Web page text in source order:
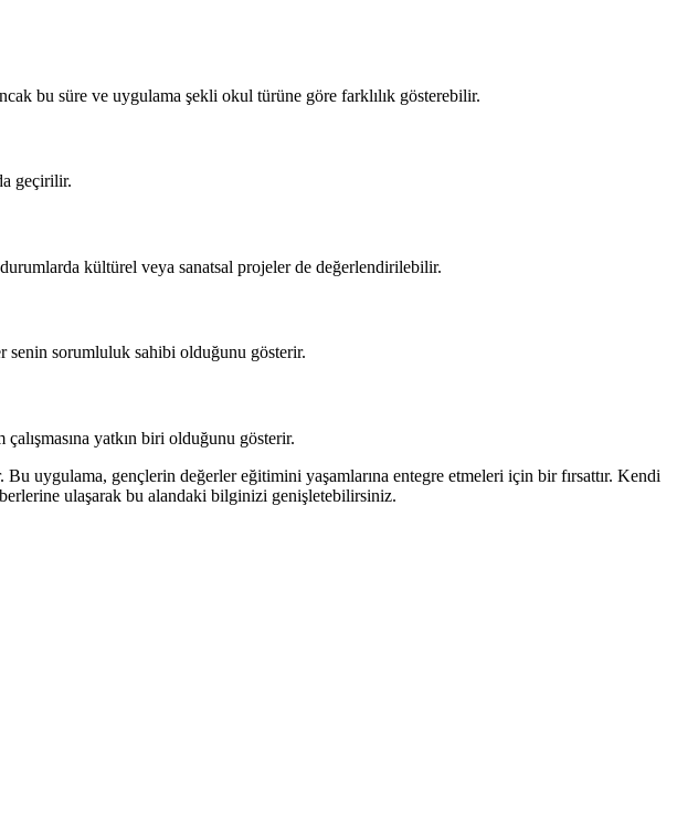
bu süre ve uygulama şekli okul türüne göre farklılık gösterebilir.
geçirilir.
kültürel veya sanatsal projeler de değerlendirilebilir.
senin sorumluluk sahibi olduğunu gösterir.
yatkın biri olduğunu gösterir.
uygulama, gençlerin değerler eğitimini yaşamlarına entegre etmeleri için bir fırsattır. Kendi
ulaşarak bu alandaki bilginizi genişletebilirsiniz.